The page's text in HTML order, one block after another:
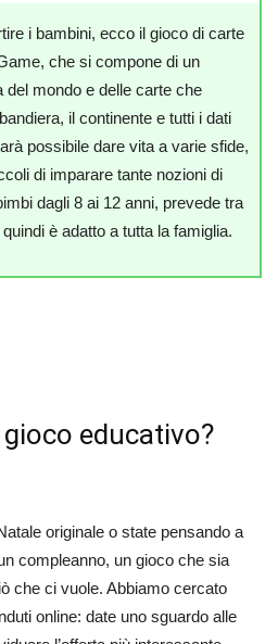
i bambini, ecco il gioco di carte
che si compone di un
del mondo e delle carte che
il continente e tutti i dati
possibile dare vita a varie sfide,
di imparare tante nozioni di
dagli 8 ai 12 anni, prevede tra
è adatto a tutta la famiglia.
educativo?
originale o state pensando a
compleanno, un gioco che sia
che ci vuole. Abbiamo cercato
online: date uno sguardo alle